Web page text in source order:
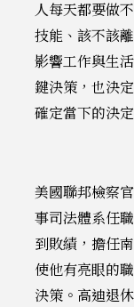
人每天都要做
技能、該不該
影響工作與生
鍵決策，也決
確定當下的決
美國聯邦檢察
事司法體系任
到敗績，擔任
使他有亮眼的
決策。高迪退